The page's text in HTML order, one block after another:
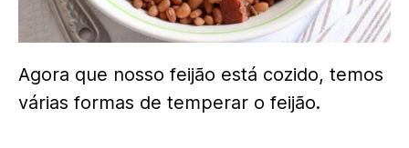
Agora que nosso feijão está cozido, temos
várias formas de temperar o feijão.